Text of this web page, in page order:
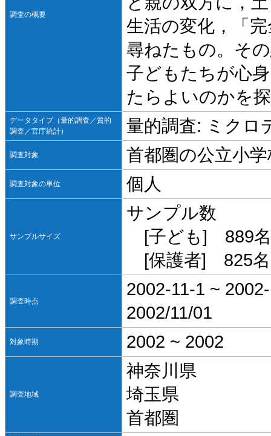
調査の概要
生活の変化，「
尋ねたもの。そ
子どもたちが心
たらよいのかを
データタイプ（量的調査／質的
調査／官庁統計）
量的調査: ミクロ
調査対象 首都圏の公立小
調査対象の単位 個人
サンプルサイズ
サンプル数
[子ども] 889名
[保護者] 825名
調査時点
2002-11-1 ~
2002/11/01
対象時期 2002 ~ 2002
調査地域
神奈川県
埼玉県
首都圏